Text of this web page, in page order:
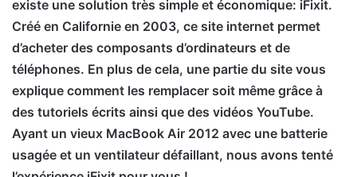
existe une solution très simple et économique: iFixit.
Créé en Californie en 2003, ce site internet permet
d’acheter des composants d’ordinateurs et de
téléphones. En plus de cela, une partie du site vous
explique comment les remplacer soit même grâce à
des tutoriels écrits ainsi que des vidéos YouTube.
Ayant un vieux MacBook Air 2012 avec une batterie
usagée et un ventilateur défaillant, nous avons tenté